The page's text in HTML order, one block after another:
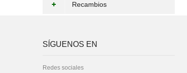
Recambios
SÍGUENOS EN
Redes sociales